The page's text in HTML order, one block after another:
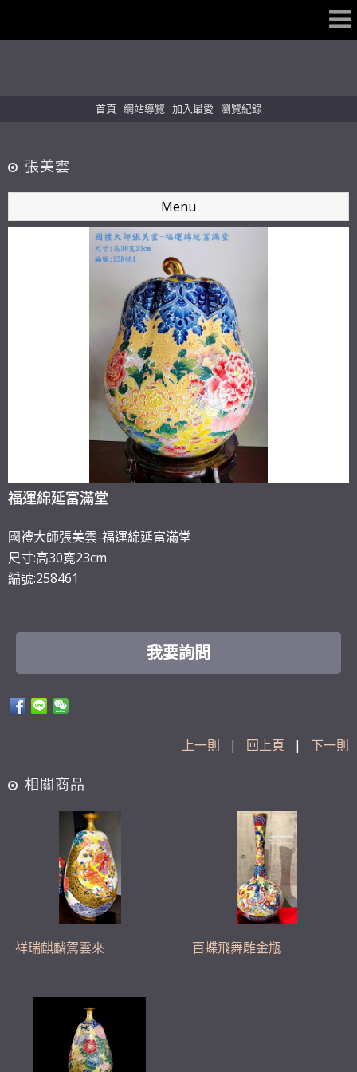
首頁 網站導覽 加入最愛 瀏覽紀錄
張美雲
Menu
福運綿延富滿堂
國禮大師張美雲-福運綿延富滿堂
尺寸:高30寬23cm
編號:258461
我要詢問
上一則 | 回上頁 | 下一則
相關商品
祥瑞麒麟駕雲來 百蝶飛舞雕金瓶